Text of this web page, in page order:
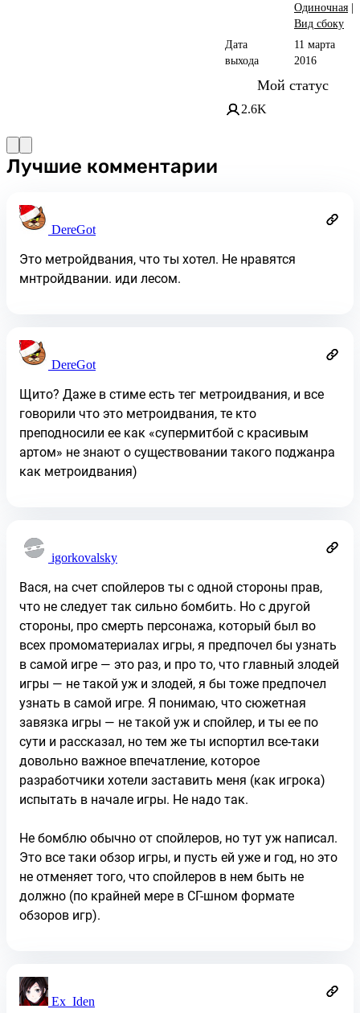
Одиночная |
Вид сбоку
Дата
выхода
11 марта
2016
Мой статус
2.6K
Лучшие комментарии
DereGot
Это метройдвания, что ты хотел. Не нравятся
мнтройдвании. иди лесом.
DereGot
Щито? Даже в стиме есть тег метроидвания, и все
говорили что это метроидвания, те кто
преподносили ее как «супермитбой с красивым
артом» не знают о существовании такого поджанра
как метроидвания)
igorkovalsky
Вася, на счет спойлеров ты с одной стороны прав,
что не следует так сильно бомбить. Но с другой
стороны, про смерть персонажа, который был во
всех промоматериалах игры, я предпочел бы узнать
в самой игре — это раз, и про то, что главный злодей
игры — не такой уж и злодей, я бы тоже предпочел
узнать в самой игре. Я понимаю, что сюжетная
завязка игры — не такой уж и спойлер, и ты ее по
сути и рассказал, но тем же ты испортил все-таки
довольно важное впечатление, которое
разработчики хотели заставить меня (как игрока)
испытать в начале игры. Не надо так.
Не бомблю обычно от спойлеров, но тут уж написал.
Это все таки обзор игры, и пусть ей уже и год, но это
не отменяет того, что спойлеров в нем быть не
должно (по крайней мере в СГ-шном формате
обзоров игр).
Ex_Iden